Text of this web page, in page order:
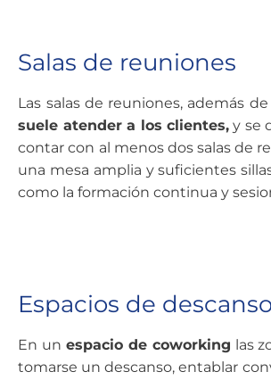
Salas de reuniones
Las salas de reuniones, además
suele atender a los clientes, y se
contar con al menos dos salas de
una mesa amplia y suficientes
como la formación continua y
Espacios de
En un espacio de coworking las
tomarse un descanso, entablar